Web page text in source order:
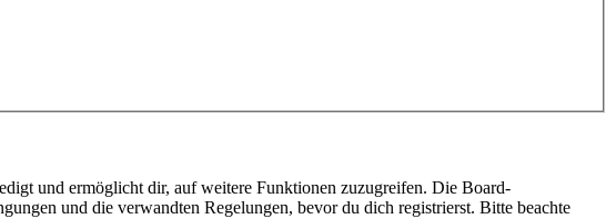
und ermöglicht dir, auf weitere Funktionen zuzugreifen. Die Board-
und die verwandten Regelungen, bevor du dich registrierst. Bitte beachte